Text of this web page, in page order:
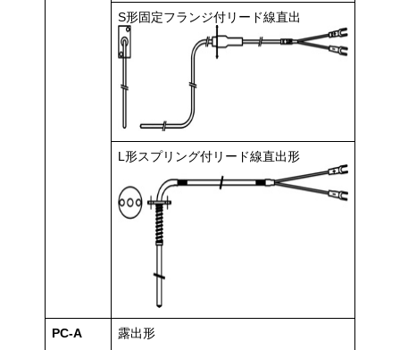
S形固定フランジ付リード線直出
L形スプリング付リード線直出形
PC-A 露出形